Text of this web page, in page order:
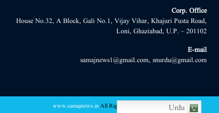
Corp. Office
House No.32, A Block, Gali No.1, Vijay Vihar, Khajuri Pusta Road,
Loni, Ghaziabad, U.P. – 201102
E-mail
samajnews1@gmail.com, snurdu@gmail.com
www.samajnews.inAll Right Reserved